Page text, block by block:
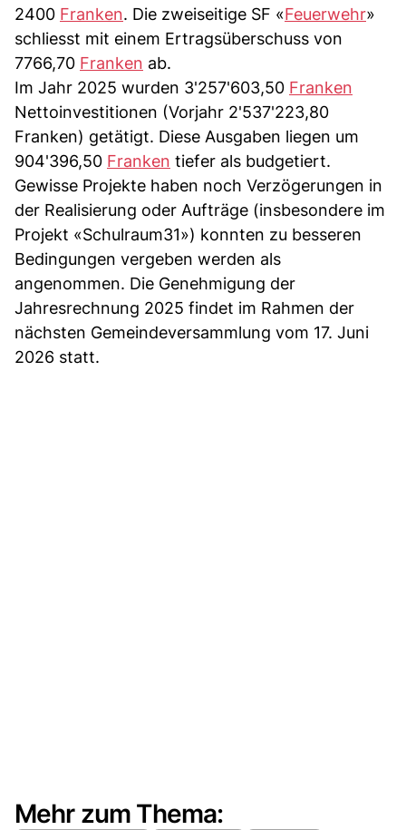
2400 Franken. Die zweiseitige SF «Feuerwehr»
schliesst mit einem Ertragsüberschuss von
7766,70 Franken ab.
Im Jahr 2025 wurden 3'257'603,50 Franken
Nettoinvestitionen (Vorjahr 2'537'223,80
Franken) getätigt. Diese Ausgaben liegen um
904'396,50 Franken tiefer als budgetiert.
Gewisse Projekte haben noch Verzögerungen in
der Realisierung oder Aufträge (insbesondere im
Projekt «Schulraum31») konnten zu besseren
Bedingungen vergeben werden als
angenommen. Die Genehmigung der
Jahresrechnung 2025 findet im Rahmen der
nächsten Gemeindeversammlung vom 17. Juni
2026 statt.
Mehr zum Thema: